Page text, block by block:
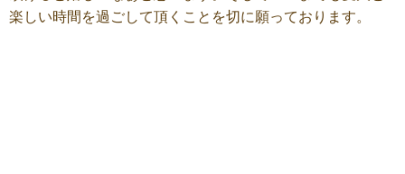
楽しい時間を過ごして頂くことを切に願っております。